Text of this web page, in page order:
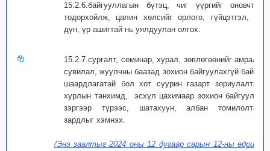
15.2.6.байгууллагын бүтэц, чиг үүргийг оновчтой
тодорхойлж, цалин хөлсийг орлого, гүйцэтгэл, үр
дүн, үр ашигтай нь уялдуулан олгох.
15.2.7.сургалт, семинар, хурал, зөвлөгөөнийг амралт,
сувилал, жуулчны баазад зохион байгуулахгүй байх,
шаардлагатай бол хот суурин газарт зориулалтын
хурлын танхимд, эсхүл цахимаар зохион байгуулах
зэргээр түрээс, шатахуун, албан томилолтын
зардлыг хэмнэх.
/Энэ заалтыг 2024 оны 12 дугаар сарын 12-ны өдрийн